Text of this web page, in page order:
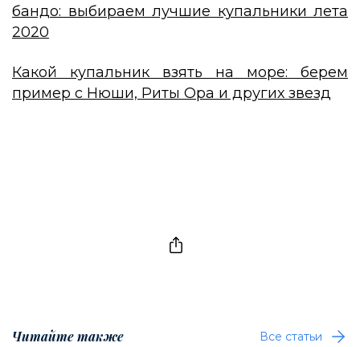
бандо: выбираем лучшие купальники лета
2020
Какой купальник взять на море: берем
пример с Нюши, Риты Ора и других звезд
Читайте также Все статьи